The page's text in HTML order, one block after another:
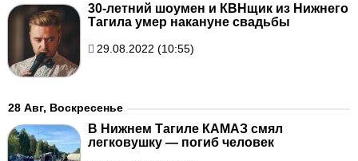
30-летний шоумен и КВНщик из Нижнего
Тагила умер накануне свадьбы
29.08.2022 (10:55)
28 Авг, Воскресенье
В Нижнем Тагиле КАМАЗ смял
легковушку — погиб человек